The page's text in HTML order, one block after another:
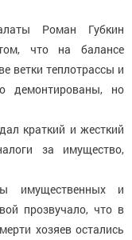
Роман Губкин
что на балансе
ветки теплотрассы и
демонтированы, но
краткий и жесткий
за имущество,
имущественных и
прозвучало, что в
хозяев остались